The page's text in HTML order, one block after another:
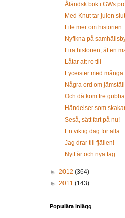
Åländsk bok i GWs
Med Knut tar julen
Lite mer om historien
Nyfikna på
Fira historien, ät en
Låtar att ro till
Lyceister med många
Några ord om
Och då kom tre
Händelser som
Seså, sätt fart på nu!
En viktig dag för alla
Jag drar till fjällen!
Nytt år och nya tag
► 2012 (364)
► 2011 (143)
Populära inlägg